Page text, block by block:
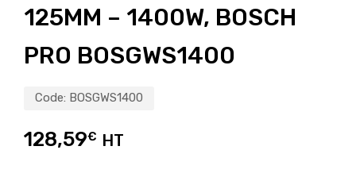
125MM – 1400W, BOSCH
PRO BOSGWS1400
Code: BOSGWS1400
128,59€ HT